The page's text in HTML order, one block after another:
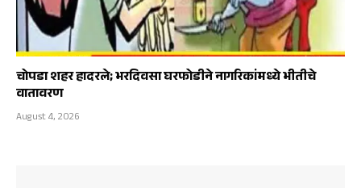
चोपडा शहर हादरले; भरदिवसा घरफोडीने नागरिकांमध्ये भीतीचे
वातावरण
August 4, 2026